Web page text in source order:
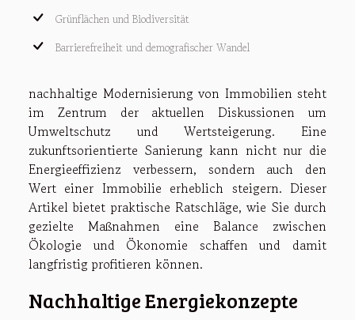
Grünflächen und Biodiversität
Barrierefreiheit und demografischer Wandel
nachhaltige Modernisierung von Immobilien steht
im Zentrum der aktuellen Diskussionen um
Umweltschutz und Wertsteigerung. Eine
zukunftsorientierte Sanierung kann nicht nur die
Energieeffizienz verbessern, sondern auch den
Wert einer Immobilie erheblich steigern. Dieser
Artikel bietet praktische Ratschläge, wie Sie durch
gezielte Maßnahmen eine Balance zwischen
Ökologie und Ökonomie schaffen und damit
langfristig profitieren können.
Nachhaltige Energiekonzepte